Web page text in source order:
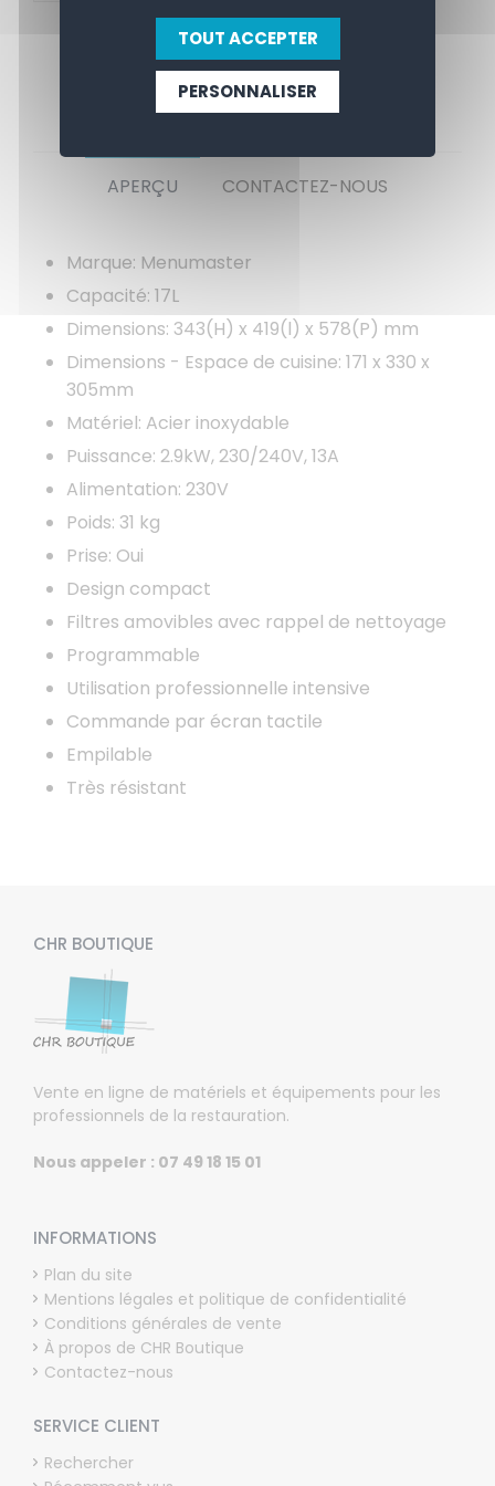
APERÇU CONTACTEZ-NOUS
Marque: Menumaster
Capacité: 17L
Dimensions: 343(H) x 419(l) x 578(P) mm
Dimensions - Espace de cuisine: 171 x 330 x
305mm
Matériel: Acier inoxydable
Puissance: 2.9kW, 230/240V, 13A
Alimentation: 230V
Poids: 31 kg
Prise: Oui
Design compact
Filtres amovibles avec rappel de nettoyage
Programmable
Utilisation professionnelle intensive
Commande par écran tactile
Empilable
Très résistant
CHR BOUTIQUE
Vente en ligne de matériels et équipements pour les
professionnels de la restauration.
Nous appeler : 07 49 18 15 01
INFORMATIONS
Plan du site
Mentions légales et politique de confidentialité
Conditions générales de vente
À propos de CHR Boutique
Contactez-nous
SERVICE CLIENT
Rechercher
TOUT ACCEPTER
PERSONNALISER